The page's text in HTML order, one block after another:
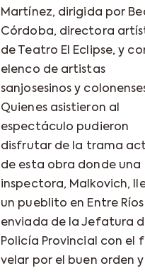
Martínez, dirigida por
Córdoba, directora
de Teatro El Eclipse, y
elenco de artistas
sanjosesinos y
Quienes asistieron al
espectáculo pudieron
disfrutar de la trama
de esta obra donde una
inspectora, Malkovich,
un pueblito en Entre Ríos
enviada de la Jefatura
Policía Provincial con el
velar por el buen orden y